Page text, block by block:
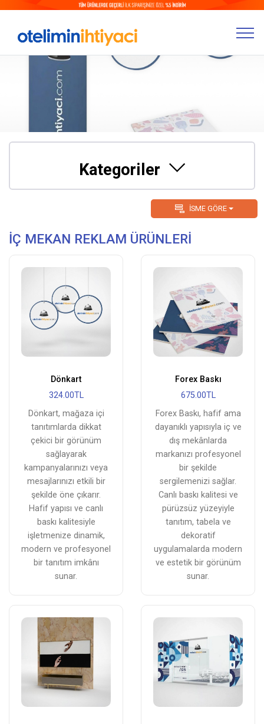
Kategoriler
İSME GÖRE
İÇ MEKAN REKLAM ÜRÜNLERİ
Dönkart
324.00TL
Dönkart, mağaza içi
tanıtımlarda dikkat
çekici bir görünüm
sağlayarak
kampanyalarınızı veya
mesajlarınızı etkili bir
şekilde öne çıkarır.
Hafif yapısı ve canlı
baskı kalitesiyle
işletmenize dinamik,
modern ve profesyonel
bir tanıtım imkânı
sunar.
Forex Baskı
675.00TL
Forex Baskı, hafif ama
dayanıklı yapısıyla iç ve
dış mekânlarda
markanızı profesyonel
bir şekilde
sergilemenizi sağlar.
Canlı baskı kalitesi ve
pürüzsüz yüzeyiyle
tanıtım, tabela ve
dekoratif
uygulamalarda modern
ve estetik bir görünüm
sunar.